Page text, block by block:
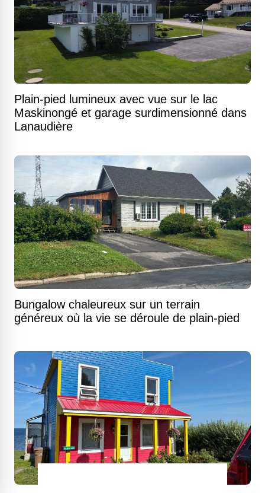
Plain-pied lumineux avec vue sur le lac
Maskinongé et garage surdimensionné dans
Lanaudière
Bungalow chaleureux sur un terrain
généreux où la vie se déroule de plain-pied